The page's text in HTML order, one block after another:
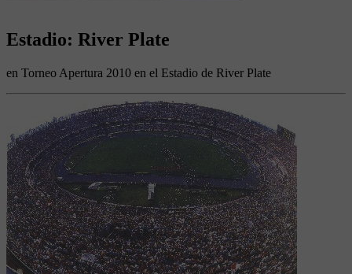
Estadio: River Plate
en Torneo Apertura 2010 en el Estadio de River Plate